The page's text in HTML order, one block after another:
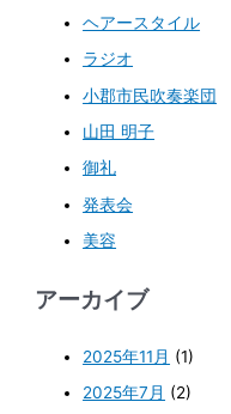
ヘアースタイル
ラジオ
小郡市民吹奏楽団
山田 明子
御礼
発表会
美容
アーカイブ
2025年11月 (1)
2025年7月 (2)